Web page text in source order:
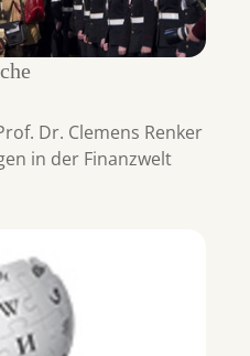
Dr. Clemens Renker
in der Finanzwelt